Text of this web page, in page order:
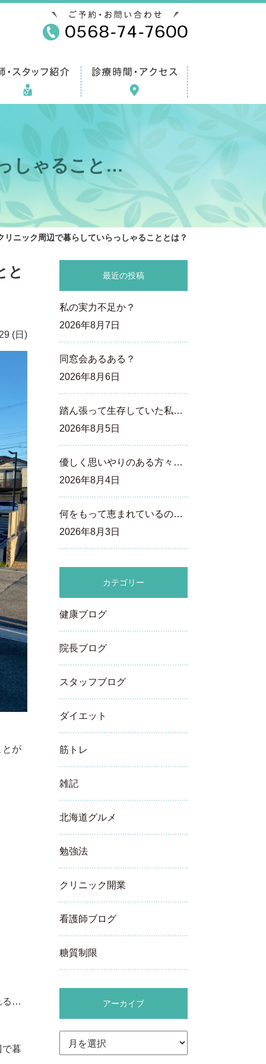
しゃること…
ニック周辺で暮らしていらっしゃることとは？
と
(日)
とが
る…
暮
最近の投稿
私の実力不足か？
2026年8月7日
同窓会あるある？
2026年8月6日
踏ん張って生存していた私…
2026年8月5日
優しく思いやりのある方々…
2026年8月4日
何をもって恵まれているの…
2026年8月3日
カテゴリー
健康ブログ
院長ブログ
スタッフブログ
ダイエット
筋トレ
雑記
北海道グルメ
勉強法
クリニック開業
看護師ブログ
糖質制限
アーカイブ
カ